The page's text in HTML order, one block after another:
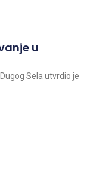
u
Sela utvrdio je